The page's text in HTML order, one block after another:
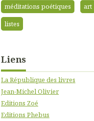
méditations poétiques
art
listes
Liens
La République des livres
Jean-Michel Olivier
Editions Zoé
Editions Phebus